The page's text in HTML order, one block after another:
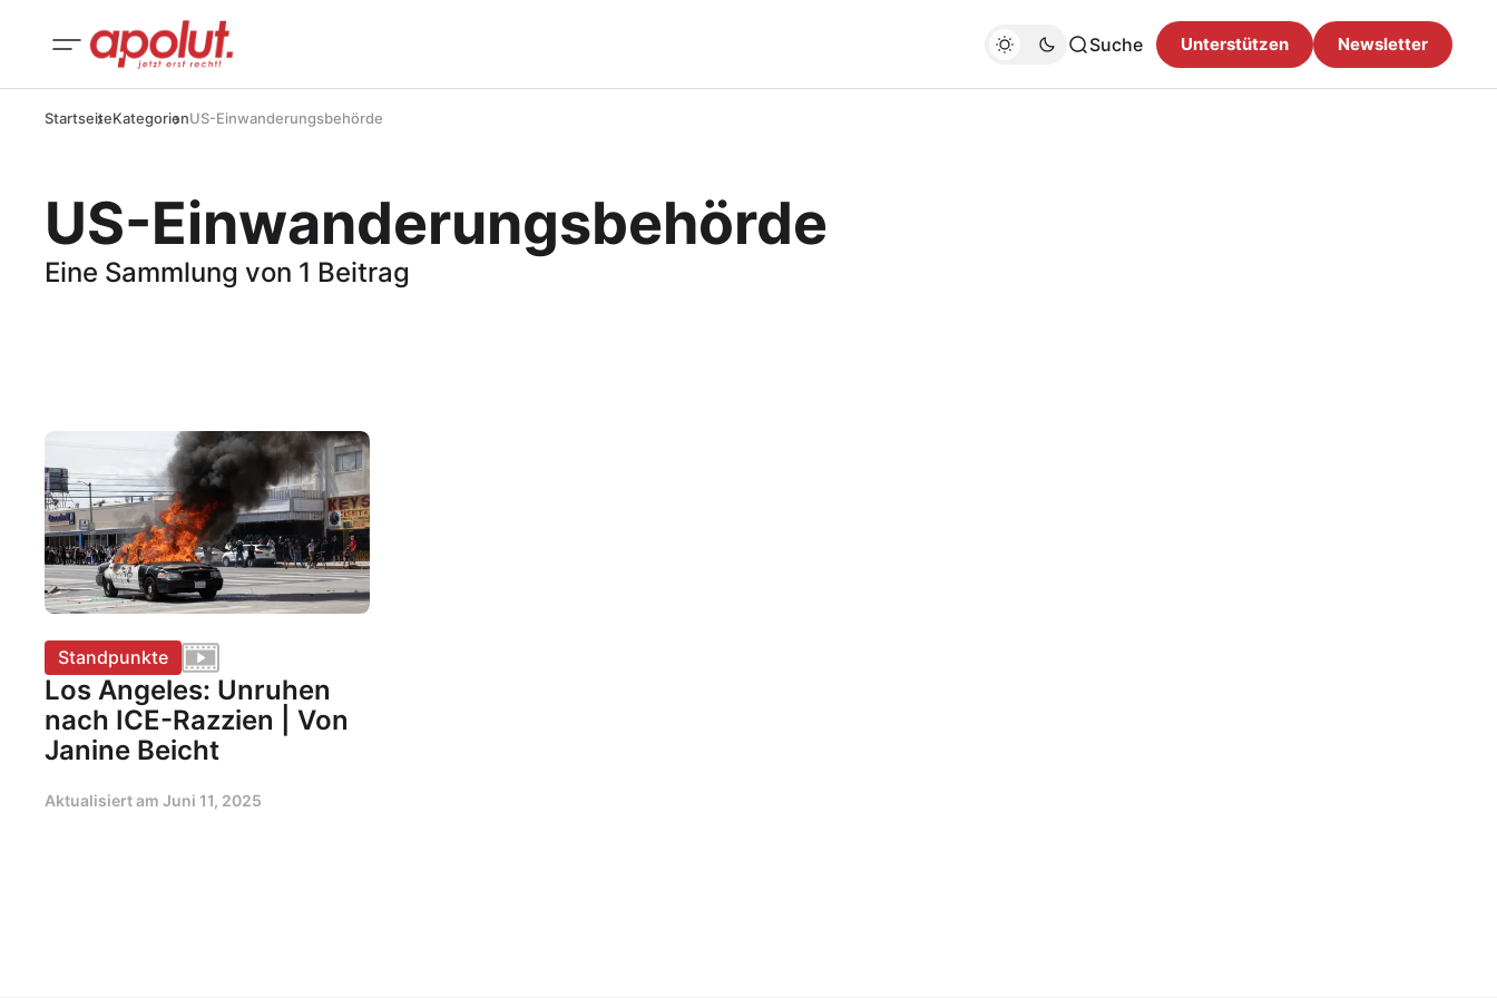
Suche Unterstützen Newsletter
StartseiteKategorienUS-Einwanderungsbehörde
US-Einwanderungsbehörde
Eine Sammlung von 1 Beitrag
Standpunkte
Los Angeles: Unruhen
nach ICE-Razzien | Von
Janine Beicht
Aktualisiert am Juni 11, 2025